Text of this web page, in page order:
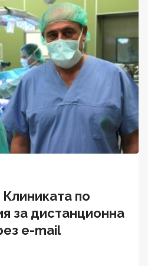
по
за дистанционна
e-mail